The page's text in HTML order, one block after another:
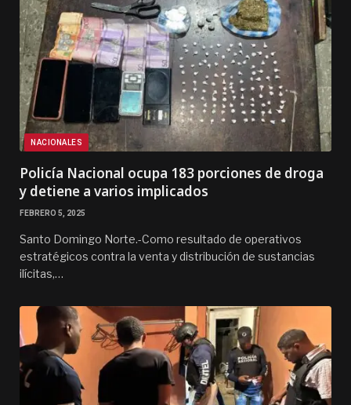
NACIONALES
Policía Nacional ocupa 183 porciones de droga
y detiene a varios implicados
FEBRERO 5, 2025
Santo Domingo Norte.-Como resultado de operativos
estratégicos contra la venta y distribución de sustancias
ilícitas,…